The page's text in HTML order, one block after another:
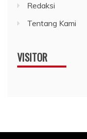
Redaksi
Tentang Kami
VISITOR